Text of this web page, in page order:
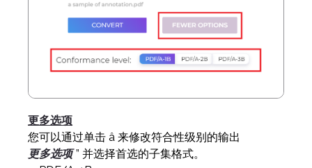
更多选项
您可以通过单击 â 来修改符合性级别的输出
更多选项 ” 并选择首选的子集格式。